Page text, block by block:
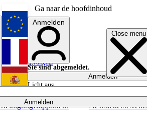
Ga naar de hoofdinhoud
Close menu
Anmelden
Rapporteur NewslettersEvents
English
Français
Anmelden
Sie sind abgemeldet.
Anmelden
Licht aus